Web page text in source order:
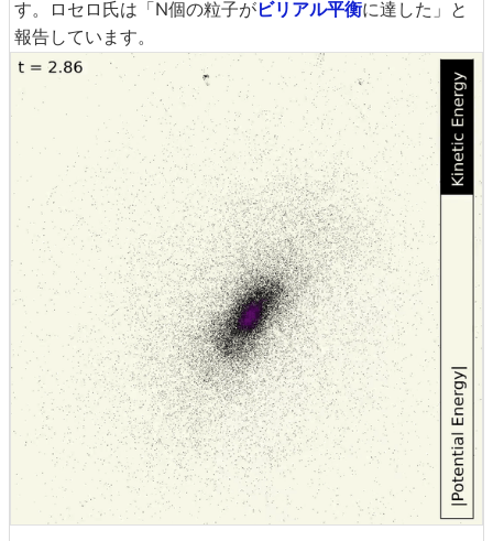
す。ロセロ氏は「N個の粒子がビリアル平衡に達した」と
報告しています。